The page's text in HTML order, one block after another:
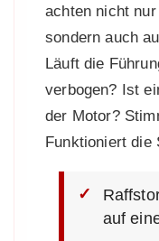
achten nicht
sondern auch
Läuft die
verbogen? Ist
der Motor?
Funktioniert die
auf